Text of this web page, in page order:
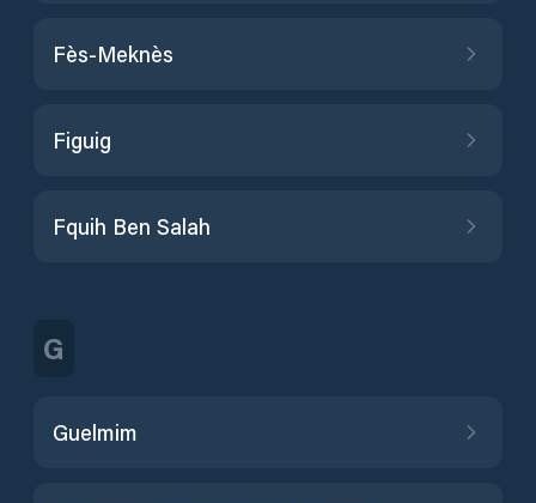
Fès-Meknès
Figuig
Fquih Ben Salah
G
Guelmim